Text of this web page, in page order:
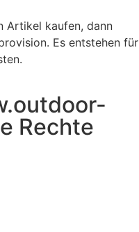
Artikel kaufen, dann
Es entstehen für
Rechte